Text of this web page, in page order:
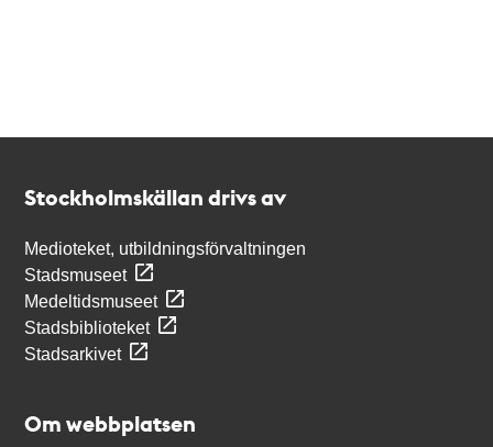
Stockholmskällan drivs av
Medioteket, utbildningsförvaltningen
Stadsmuseet
Medeltidsmuseet
Stadsbiblioteket
Stadsarkivet
Om webbplatsen